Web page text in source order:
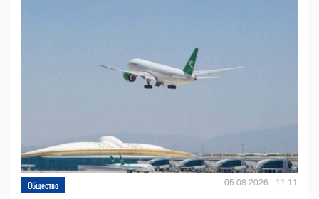
Общество 05.08.2026 - 11:11